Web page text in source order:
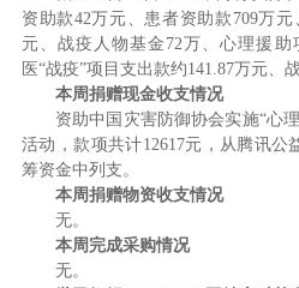
资助款42万元、患者资助款709万
元、战疫人物基金72万、心理援助
医“战疫”项目支出款约141.87万元、
本周捐赠现金收支情况
资助中国灾害防御协会实施“心
活动，款项共计12617元，从腾讯公
筹资金中列支。
本周捐赠物资收支情况
无。
本周完成采购情况
无。